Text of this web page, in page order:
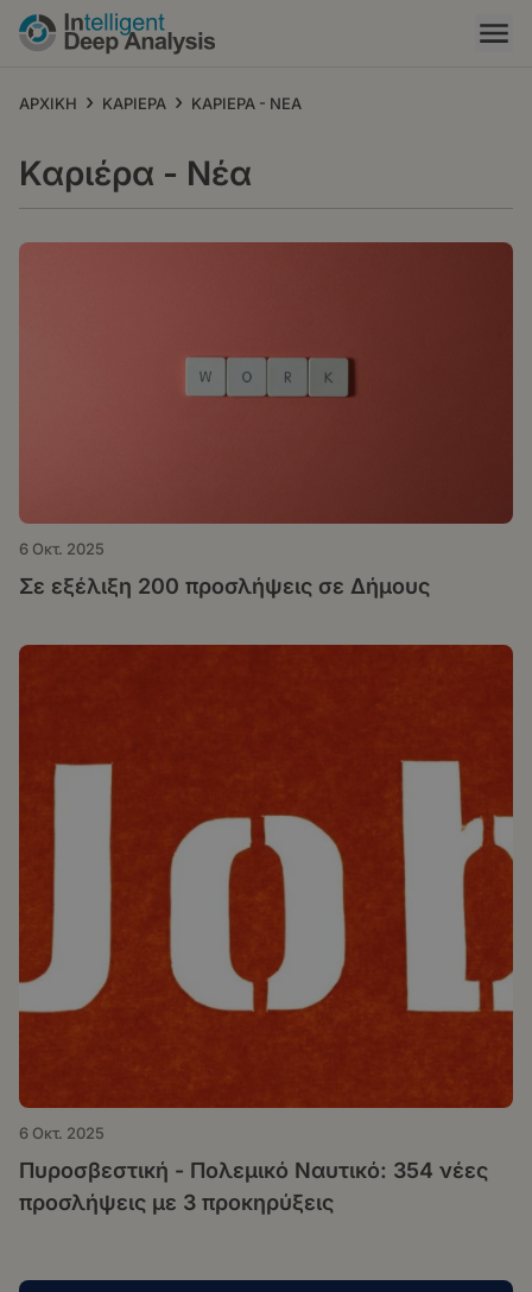
Παράκαμψη
προς
κυρίως
ΑΡΧΙΚΗ › ΚΑΡΙΕΡΑ › ΚΑΡΙΕΡΑ - ΝΕΑ
Καριέρα - Νέα
6 Οκτ. 2025
Σε εξέλιξη 200 προσλήψεις σε Δήμους
6 Οκτ. 2025
Πυροσβεστική - Πολεμικό Ναυτικό: 354 νέες
προσλήψεις με 3 προκηρύξεις